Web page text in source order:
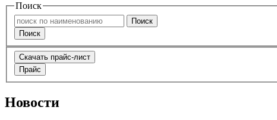
Поиск
Поиск
Поиск
Скачать прайс-лист
Прайс
Новости